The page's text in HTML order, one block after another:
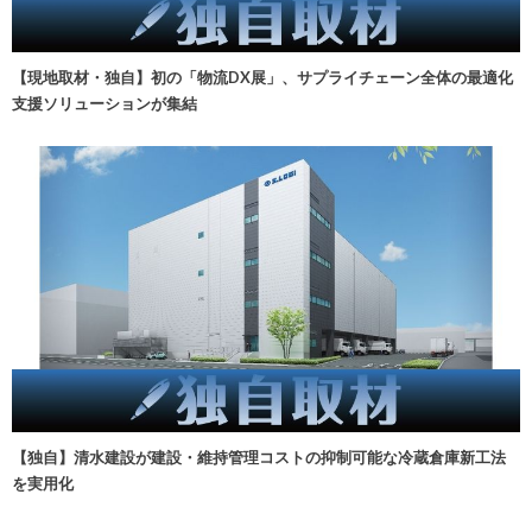
【現地取材・独自】初の「物流DX展」、サプライチェーン全体の最適化
支援ソリューションが集結
【独自】清水建設が建設・維持管理コストの抑制可能な冷蔵倉庫新工法
を実用化